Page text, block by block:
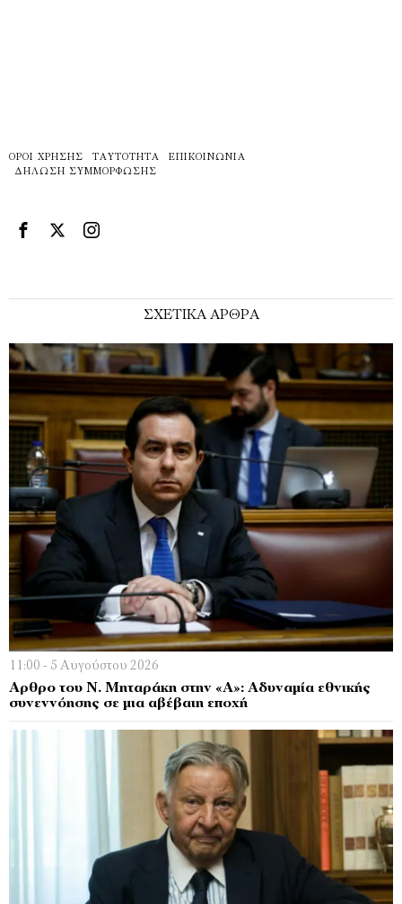
ΌΡΟΙ ΧΡΉΣΗΣ ΤΑΥΤΌΤΗΤΑ
ΕΠΙΚΟΙΝΩΝΊΑ
ΔΉΛΩΣΗ ΣΥΜΜΌΡΦΩΣΗΣ
ΣΧΕΤΙΚΑ ΑΡΘΡΑ
11:00 - 5 Αυγούστου 2026
Αρθρο του Ν. Μηταράκη στην «Α»: Αδυναμία εθνικής
συνεννόησης σε μια αβέβαιη εποχή